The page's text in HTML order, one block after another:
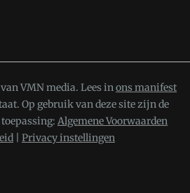
VMN media. Lees inons manifest
Op gebruik van deze site zijn de
Algemene Voorwaarden
Privacy instellingen